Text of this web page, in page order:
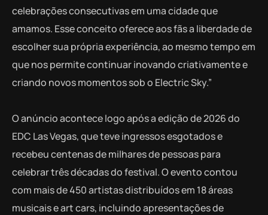
celebrações consecutivas em uma cidade que
amamos. Esse conceito oferece aos fãs a liberdade de
escolher sua própria experiência, ao mesmo tempo em
que nos permite continuar inovando criativamente e
criando novos momentos sob o Electric Sky.”
O anúncio acontece logo após a edição de 2026 do
EDC Las Vegas, que teve ingressos esgotados e
recebeu centenas de milhares de pessoas para
celebrar três décadas do festival. O evento contou
com mais de 450 artistas distribuídos em 18 áreas
musicais e art cars, incluindo apresentações de